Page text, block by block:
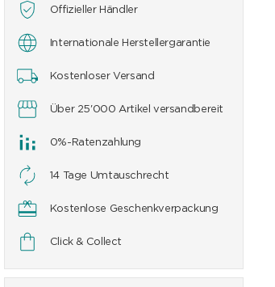
Offizieller Händler
Internationale Herstellergarantie
Kostenloser Versand
Über 25'000 Artikel versandbereit
0%-Ratenzahlung
14 Tage Umtauschrecht
Kostenlose Geschenkverpackung
Click & Collect